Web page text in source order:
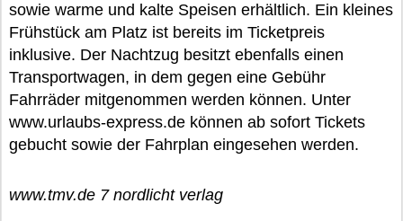
sowie warme und kalte Speisen erhältlich. Ein kleines
Frühstück am Platz ist bereits im Ticketpreis
inklusive. Der Nachtzug besitzt ebenfalls einen
Transportwagen, in dem gegen eine Gebühr
Fahrräder mitgenommen werden können. Unter
www.urlaubs-express.de können ab sofort Tickets
gebucht sowie der Fahrplan eingesehen werden.
www.tmv.de 7 nordlicht verlag